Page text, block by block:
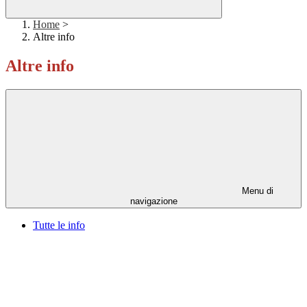
Home >
Altre info
Altre info
Menu di
navigazione
Tutte le info